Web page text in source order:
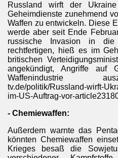
Russland wirft der
Geheimdienste zunehmend
Waffen zu entwickeln. Diese
werde aber seit Ende
russische Invasion in
rechtfertigen, hieß es im
britischen
angekündigt, Angriffe auf
Waffenindustrie
tv.de/politik/Russland-wirft-
im-US-Auftrag-vor-
- Chemiewaffen:
Außerdem warnte das
könnten Chemiewaffen
Krieges besaß die